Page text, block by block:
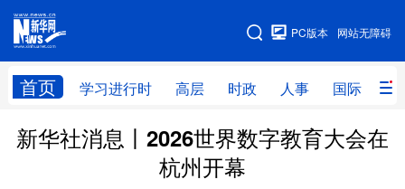
网站无障碍
PC版本
首页 学习进行时 高层 时政 人事 国际 财
网站地图
学习进行时 高层 时政 人事
财经 网评
新华社消息丨2026世界数字教育大会在
杭州开幕